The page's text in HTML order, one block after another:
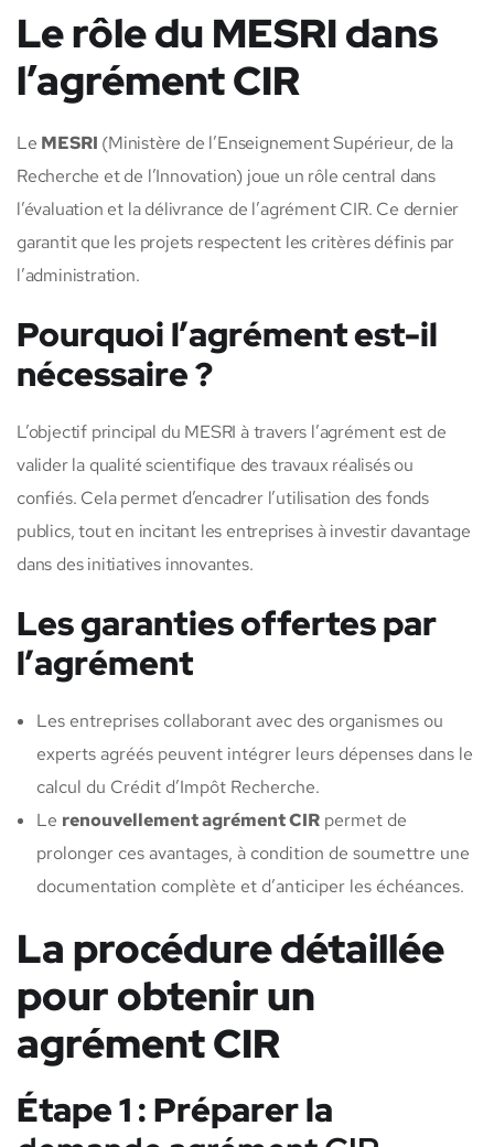
Le rôle du MESRI dans
l’agrément CIR
Le MESRI (Ministère de l’Enseignement Supérieur, de la
Recherche et de l’Innovation) joue un rôle central dans
l’évaluation et la délivrance de l’agrément CIR. Ce dernier
garantit que les projets respectent les critères définis par
l’administration.
Pourquoi l’agrément est-il
nécessaire ?
L’objectif principal du MESRI à travers l’agrément est de
valider la qualité scientifique des travaux réalisés ou
confiés. Cela permet d’encadrer l’utilisation des fonds
publics, tout en incitant les entreprises à investir davantage
dans des initiatives innovantes.
Les garanties offertes par
l’agrément
Les entreprises collaborant avec des organismes ou
experts agréés peuvent intégrer leurs dépenses dans le
calcul du Crédit d’Impôt Recherche.
Le renouvellement agrément CIR permet de
prolonger ces avantages, à condition de soumettre une
documentation complète et d’anticiper les échéances.
La procédure détaillée
pour obtenir un
agrément CIR
Étape 1 : Préparer la